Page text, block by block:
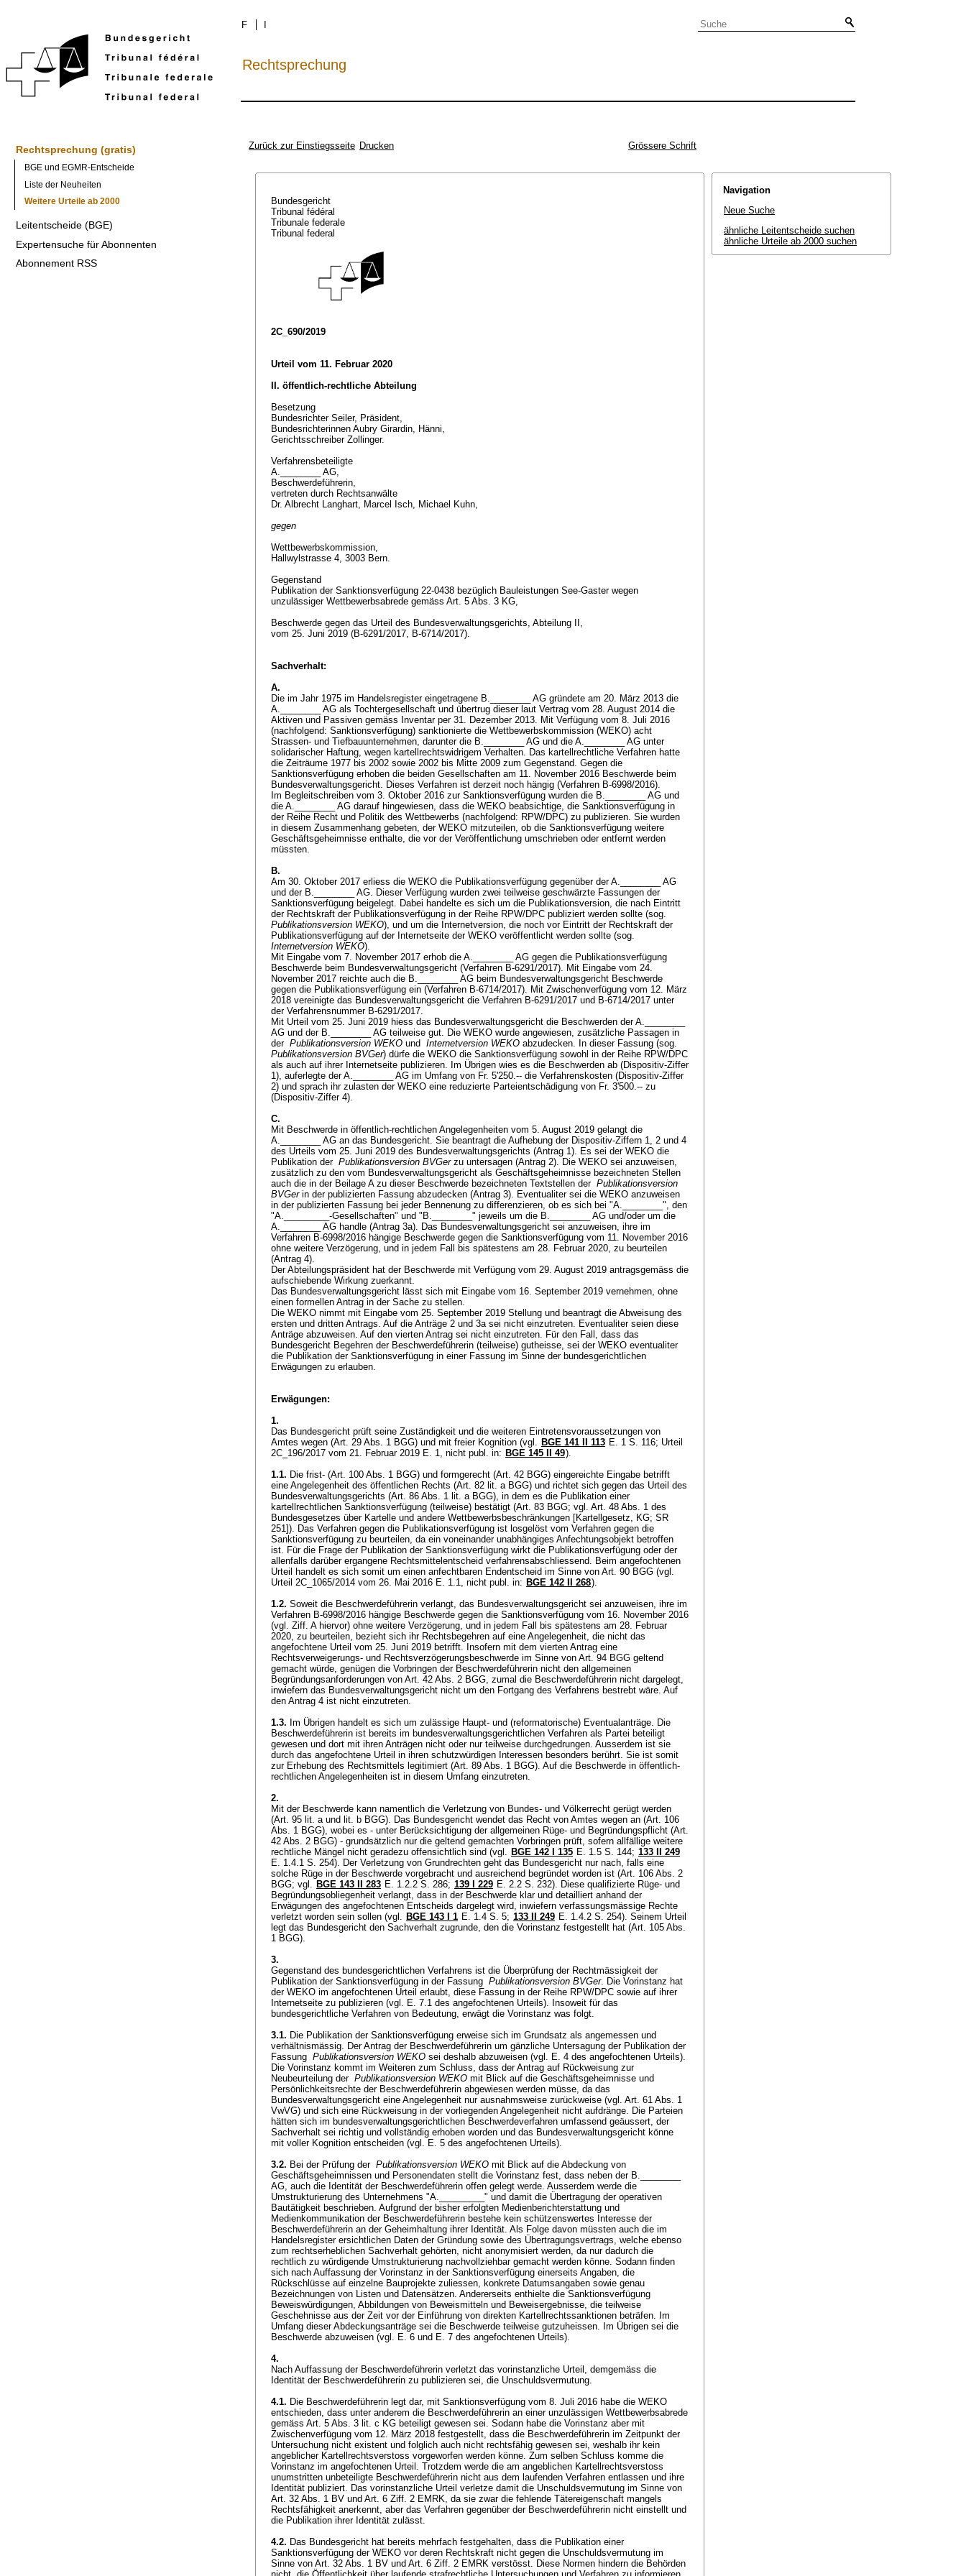
F
Rechtsprechung
Rechtsprechung (gratis)
BGE und EGMR-Entscheide
Liste der Neuheiten
Weitere Urteile ab 2000
Leitentscheide (BGE)
Expertensuche für Abonnenten
Abonnement RSS
Zurück zur Einstiegsseite Drucken Grössere Schrift
Bundesgericht
Tribunal fédéral
Tribunale federale
Tribunal federal
2C_690/2019
Urteil vom 11. Februar 2020
II. öffentlich-rechtliche Abteilung
Besetzung
Bundesrichter Seiler, Präsident,
Bundesrichterinnen Aubry Girardin, Hänni,
Gerichtsschreiber Zollinger.
Verfahrensbeteiligte
A.________ AG,
Beschwerdeführerin,
vertreten durch Rechtsanwälte
Dr. Albrecht Langhart, Marcel Isch, Michael Kuhn,
gegen
Wettbewerbskommission,
Hallwylstrasse 4, 3003 Bern.
Gegenstand
Publikation der Sanktionsverfügung 22-0438 bezüglich Bauleistungen See-Gaster wegen
unzulässiger Wettbewerbsabrede gemäss Art. 5 Abs. 3 KG,
Beschwerde gegen das Urteil des Bundesverwaltungsgerichts, Abteilung II,
vom 25. Juni 2019 (B-6291/2017, B-6714/2017).
Sachverhalt:
A.
Die im Jahr 1975 im Handelsregister eingetragene B.________ AG gründete am 20. März 2013 die
A.________ AG als Tochtergesellschaft und übertrug dieser laut Vertrag vom 28. August 2014 die
Aktiven und Passiven gemäss Inventar per 31. Dezember 2013. Mit Verfügung vom 8. Juli 2016
(nachfolgend: Sanktionsverfügung) sanktionierte die Wettbewerbskommission (WEKO) acht
Strassen- und Tiefbauunternehmen, darunter die B.________ AG und die A.________ AG unter
solidarischer Haftung, wegen kartellrechtswidrigem Verhalten. Das kartellrechtliche Verfahren hatte
die Zeiträume 1977 bis 2002 sowie 2002 bis Mitte 2009 zum Gegenstand. Gegen die
Sanktionsverfügung erhoben die beiden Gesellschaften am 11. November 2016 Beschwerde beim
Bundesverwaltungsgericht. Dieses Verfahren ist derzeit noch hängig (Verfahren B-6998/2016).
Im Begleitschreiben vom 3. Oktober 2016 zur Sanktionsverfügung wurden die B.________ AG und
die A.________ AG darauf hingewiesen, dass die WEKO beabsichtige, die Sanktionsverfügung in
der Reihe Recht und Politik des Wettbewerbs (nachfolgend: RPW/DPC) zu publizieren. Sie wurden
in diesem Zusammenhang gebeten, der WEKO mitzuteilen, ob die Sanktionsverfügung weitere
Geschäftsgeheimnisse enthalte, die vor der Veröffentlichung umschrieben oder entfernt werden
müssten.
B.
Am 30. Oktober 2017 erliess die WEKO die Publikationsverfügung gegenüber der A.________ AG
und der B.________ AG. Dieser Verfügung wurden zwei teilweise geschwärzte Fassungen der
Sanktionsverfügung beigelegt. Dabei handelte es sich um die Publikationsversion, die nach Eintritt
der Rechtskraft der Publikationsverfügung in der Reihe RPW/DPC publiziert werden sollte (sog.
Publikationsversion WEKO), und um die Internetversion, die noch vor Eintritt der Rechtskraft der
Publikationsverfügung auf der Internetseite der WEKO veröffentlicht werden sollte (sog.
Internetversion WEKO).
Mit Eingabe vom 7. November 2017 erhob die A.________ AG gegen die Publikationsverfügung
Beschwerde beim Bundesverwaltungsgericht (Verfahren B-6291/2017). Mit Eingabe vom 24.
November 2017 reichte auch die B.________ AG beim Bundesverwaltungsgericht Beschwerde
gegen die Publikationsverfügung ein (Verfahren B-6714/2017). Mit Zwischenverfügung vom 12. März
2018 vereinigte das Bundesverwaltungsgericht die Verfahren B-6291/2017 und B-6714/2017 unter
der Verfahrensnummer B-6291/2017.
Mit Urteil vom 25. Juni 2019 hiess das Bundesverwaltungsgericht die Beschwerden der A.________
AG und der B.________ AG teilweise gut. Die WEKO wurde angewiesen, zusätzliche Passagen in
der Publikationsversion WEKO und Internetversion WEKO abzudecken. In dieser Fassung (sog.
Publikationsversion BVGer) dürfe die WEKO die Sanktionsverfügung sowohl in der Reihe RPW/DPC
als auch auf ihrer Internetseite publizieren. Im Übrigen wies es die Beschwerden ab (Dispositiv-Ziffer
1), auferlegte der A.________ AG im Umfang von Fr. 5'250.-- die Verfahrenskosten (Dispositiv-Ziffer
2) und sprach ihr zulasten der WEKO eine reduzierte Parteientschädigung von Fr. 3'500.-- zu
(Dispositiv-Ziffer 4).
C.
Mit Beschwerde in öffentlich-rechtlichen Angelegenheiten vom 5. August 2019 gelangt die
A.________ AG an das Bundesgericht. Sie beantragt die Aufhebung der Dispositiv-Ziffern 1, 2 und 4
des Urteils vom 25. Juni 2019 des Bundesverwaltungsgerichts (Antrag 1). Es sei der WEKO die
Publikation der Publikationsversion BVGerzu untersagen (Antrag 2). Die WEKO sei anzuweisen,
zusätzlich zu den vom Bundesverwaltungsgericht als Geschäftsgeheimnisse bezeichneten Stellen
auch die in der Beilage A zu dieser Beschwerde bezeichneten Textstellen der Publikationsversion
BVGerin der publizierten Fassung abzudecken (Antrag 3). Eventualiter sei die WEKO anzuweisen
in der publizierten Fassung bei jeder Bennenung zu differenzieren, ob es sich bei "A.________", den
"A._________-Gesellschaften" und "B.________" jeweils um die B.________ AG und/oder um die
A.________ AG handle (Antrag 3a). Das Bundesverwaltungsgericht sei anzuweisen, ihre im
Verfahren B-6998/2016 hängige Beschwerde gegen die Sanktionsverfügung vom 11. November 2016
ohne weitere Verzögerung, und in jedem Fall bis spätestens am 28. Februar 2020, zu beurteilen
(Antrag 4).
Der Abteilungspräsident hat der Beschwerde mit Verfügung vom 29. August 2019 antragsgemäss die
aufschiebende Wirkung zuerkannt.
Das Bundesverwaltungsgericht lässt sich mit Eingabe vom 16. September 2019 vernehmen, ohne
einen formellen Antrag in der Sache zu stellen.
Die WEKO nimmt mit Eingabe vom 25. September 2019 Stellung und beantragt die Abweisung des
ersten und dritten Antrags. Auf die Anträge 2 und 3a sei nicht einzutreten. Eventualiter seien diese
Anträge abzuweisen. Auf den vierten Antrag sei nicht einzutreten. Für den Fall, dass das
Bundesgericht Begehren der Beschwerdeführerin (teilweise) gutheisse, sei der WEKO eventualiter
die Publikation der Sanktionsverfügung in einer Fassung im Sinne der bundesgerichtlichen
Erwägungen zu erlauben.
Erwägungen:
1.
Das Bundesgericht prüft seine Zuständigkeit und die weiteren Eintretensvoraussetzungen von
Amtes wegen (Art. 29 Abs. 1 BGG) und mit freier Kognition (vgl. BGE 141 II 113 E. 1 S. 116; Urteil
2C_196/2017 vom 21. Februar 2019 E. 1, nicht publ. in: BGE 145 II 49).
1.1. Die frist- (Art. 100 Abs. 1 BGG) und formgerecht (Art. 42 BGG) eingereichte Eingabe betrifft
eine Angelegenheit des öffentlichen Rechts (Art. 82 lit. a BGG) und richtet sich gegen das Urteil des
Bundesverwaltungsgerichts (Art. 86 Abs. 1 lit. a BGG), in dem es die Publikation einer
kartellrechtlichen Sanktionsverfügung (teilweise) bestätigt (Art. 83 BGG; vgl. Art. 48 Abs. 1 des
Bundesgesetzes über Kartelle und andere Wettbewerbsbeschränkungen [Kartellgesetz, KG; SR
251]). Das Verfahren gegen die Publikationsverfügung ist losgelöst vom Verfahren gegen die
Sanktionsverfügung zu beurteilen, da ein voneinander unabhängiges Anfechtungsobjekt betroffen
ist. Für die Frage der Publikation der Sanktionsverfügung wirkt die Publikationsverfügung oder der
allenfalls darüber ergangene Rechtsmittelentscheid verfahrensabschliessend. Beim angefochtenen
Urteil handelt es sich somit um einen anfechtbaren Endentscheid im Sinne von Art. 90 BGG (vgl.
Urteil 2C_1065/2014 vom 26. Mai 2016 E. 1.1, nicht publ. in: BGE 142 II 268).
1.2. Soweit die Beschwerdeführerin verlangt, das Bundesverwaltungsgericht sei anzuweisen, ihre im
Verfahren B-6998/2016 hängige Beschwerde gegen die Sanktionsverfügung vom 16. November 2016
(vgl. Ziff. A hiervor) ohne weitere Verzögerung, und in jedem Fall bis spätestens am 28. Februar
2020, zu beurteilen, bezieht sich ihr Rechtsbegehren auf eine Angelegenheit, die nicht das
angefochtene Urteil vom 25. Juni 2019 betrifft. Insofern mit dem vierten Antrag eine
Rechtsverweigerungs- und Rechtsverzögerungsbeschwerde im Sinne von Art. 94 BGG geltend
gemacht würde, genügen die Vorbringen der Beschwerdeführerin nicht den allgemeinen
Begründungsanforderungen von Art. 42 Abs. 2 BGG, zumal die Beschwerdeführerin nicht dargelegt,
inwiefern das Bundesverwaltungsgericht nicht um den Fortgang des Verfahrens bestrebt wäre. Auf
den Antrag 4 ist nicht einzutreten.
1.3. Im Übrigen handelt es sich um zulässige Haupt- und (reformatorische) Eventualanträge. Die
Beschwerdeführerin ist bereits im bundesverwaltungsgerichtlichen Verfahren als Partei beteiligt
gewesen und dort mit ihren Anträgen nicht oder nur teilweise durchgedrungen. Ausserdem ist sie
durch das angefochtene Urteil in ihren schutzwürdigen Interessen besonders berührt. Sie ist somit
zur Erhebung des Rechtsmittels legitimiert (Art. 89 Abs. 1 BGG). Auf die Beschwerde in öffentlich-
rechtlichen Angelegenheiten ist in diesem Umfang einzutreten.
2.
Mit der Beschwerde kann namentlich die Verletzung von Bundes- und Völkerrecht gerügt werden
(Art. 95 lit. a und lit. b BGG). Das Bundesgericht wendet das Recht von Amtes wegen an (Art. 106
Abs. 1 BGG), wobei es - unter Berücksichtigung der allgemeinen Rüge- und Begründungspflicht (Art.
42 Abs. 2 BGG) - grundsätzlich nur die geltend gemachten Vorbringen prüft, sofern allfällige weitere
rechtliche Mängel nicht geradezu offensichtlich sind (vgl. BGE 142 I 135 E. 1.5 S. 144; 133 II 249
E. 1.4.1 S. 254). Der Verletzung von Grundrechten geht das Bundesgericht nur nach, falls eine
solche Rüge in der Beschwerde vorgebracht und ausreichend begründet worden ist (Art. 106 Abs. 2
BGG; vgl. BGE 143 II 283 E. 1.2.2 S. 286; 139 I 229 E. 2.2 S. 232). Diese qualifizierte Rüge- und
Begründungsobliegenheit verlangt, dass in der Beschwerde klar und detailliert anhand der
Erwägungen des angefochtenen Entscheids dargelegt wird, inwiefern verfassungsmässige Rechte
verletzt worden sein sollen (vgl. BGE 143 I 1 E. 1.4 S. 5; 133 II 249 E. 1.4.2 S. 254). Seinem Urteil
legt das Bundesgericht den Sachverhalt zugrunde, den die Vorinstanz festgestellt hat (Art. 105 Abs.
1 BGG).
3.
Gegenstand des bundesgerichtlichen Verfahrens ist die Überprüfung der Rechtmässigkeit der
Publikation der Sanktionsverfügung in der Fassung Publikationsversion BVGer. Die Vorinstanz hat
der WEKO im angefochtenen Urteil erlaubt, diese Fassung in der Reihe RPW/DPC sowie auf ihrer
Internetseite zu publizieren (vgl. E. 7.1 des angefochtenen Urteils). Insoweit für das
bundesgerichtliche Verfahren von Bedeutung, erwägt die Vorinstanz was folgt.
3.1. Die Publikation der Sanktionsverfügung erweise sich im Grundsatz als angemessen und
verhältnismässig. Der Antrag der Beschwerdeführerin um gänzliche Untersagung der Publikation der
Fassung Publikationsversion WEKO sei deshalb abzuweisen (vgl. E. 4 des angefochtenen Urteils).
Die Vorinstanz kommt im Weiteren zum Schluss, dass der Antrag auf Rückweisung zur
Neubeurteilung der Publikationsversion WEKO mit Blick auf die Geschäftsgeheimnisse und
Persönlichkeitsrechte der Beschwerdeführerin abgewiesen werden müsse, da das
Bundesverwaltungsgericht eine Angelegenheit nur ausnahmsweise zurückweise (vgl. Art. 61 Abs. 1
VwVG) und sich eine Rückweisung in der vorliegenden Angelegenheit nicht aufdränge. Die Parteien
hätten sich im bundesverwaltungsgerichtlichen Beschwerdeverfahren umfassend geäussert, der
Sachverhalt sei richtig und vollständig erhoben worden und das Bundesverwaltungsgericht könne
mit voller Kognition entscheiden (vgl. E. 5 des angefochtenen Urteils).
3.2. Bei der Prüfung der Publikationsversion WEKO mit Blick auf die Abdeckung von
Geschäftsgeheimnissen und Personendaten stellt die Vorinstanz fest, dass neben der B.________
AG, auch die Identität der Beschwerdeführerin offen gelegt werde. Ausserdem werde die
Umstrukturierung des Unternehmens "A._________" und damit die Übertragung der operativen
Bautätigkeit beschrieben. Aufgrund der bisher erfolgten Medienberichterstattung und
Medienkommunikation der Beschwerdeführerin bestehe kein schützenswertes Interesse der
Beschwerdeführerin an der Geheimhaltung ihrer Identität. Als Folge davon müssten auch die im
Handelsregister ersichtlichen Daten der Gründung sowie des Übertragungsvertrags, welche ebenso
zum rechtserheblichen Sachverhalt gehörten, nicht anonymisiert werden, da nur dadurch die
rechtlich zu würdigende Umstrukturierung nachvollziehbar gemacht werden könne. Sodann finden
sich nach Auffassung der Vorinstanz in der Sanktionsverfügung einerseits Angaben, die
Rückschlüsse auf einzelne Bauprojekte zuliessen, konkrete Datumsangaben sowie genau
Bezeichnungen von Listen und Datensätzen. Andererseits enthielte die Sanktionsverfügung
Beweiswürdigungen, Abbildungen von Beweismitteln und Beweisergebnisse, die teilweise
Geschehnisse aus der Zeit vor der Einführung von direkten Kartellrechtssanktionen beträfen. Im
Umfang dieser Abdeckungsanträge sei die Beschwerde teilweise gutzuheissen. Im Übrigen sei die
Beschwerde abzuweisen (vgl. E. 6 und E. 7 des angefochtenen Urteils).
4.
Nach Auffassung der Beschwerdeführerin verletzt das vorinstanzliche Urteil, demgemäss die
Identität der Beschwerdeführerin zu publizieren sei, die Unschuldsvermutung.
4.1. Die Beschwerdeführerin legt dar, mit Sanktionsverfügung vom 8. Juli 2016 habe die WEKO
entschieden, dass unter anderem die Beschwerdeführerin an einer unzulässigen Wettbewerbsabrede
gemäss Art. 5 Abs. 3 lit. c KG beteiligt gewesen sei. Sodann habe die Vorinstanz aber mit
Zwischenverfügung vom 12. März 2018 festgestellt, dass die Beschwerdeführerin im Zeitpunkt der
Untersuchung nicht existent und folglich auch nicht rechtsfähig gewesen sei, weshalb ihr kein
angeblicher Kartellrechtsverstoss vorgeworfen werden könne. Zum selben Schluss komme die
Vorinstanz im angefochtenen Urteil. Trotzdem werde die am angeblichen Kartellrechtsverstoss
unumstritten unbeteiligte Beschwerdeführerin nicht aus dem laufenden Verfahren entlassen und ihre
Identität publiziert. Das vorinstanzliche Urteil verletze damit die Unschuldsvermutung im Sinne von
Art. 32 Abs. 1 BV und Art. 6 Ziff. 2 EMRK, da sie zwar die fehlende Tätereigenschaft mangels
Rechtsfähigkeit anerkennt, aber das Verfahren gegenüber der Beschwerdeführerin nicht einstellt und
die Publikation ihrer Identität zulässt.
4.2. Das Bundesgericht hat bereits mehrfach festgehalten, dass die Publikation einer
Sanktionsverfügung der WEKO vor deren Rechtskraft nicht gegen die Unschuldsvermutung im
Sinne von Art. 32 Abs. 1 BV und Art. 6 Ziff. 2 EMRK verstösst. Diese Normen hindern die Behörden
Navigation
Neue Suche
ähnliche Leitentscheide suchen
ähnliche Urteile ab 2000 suchen